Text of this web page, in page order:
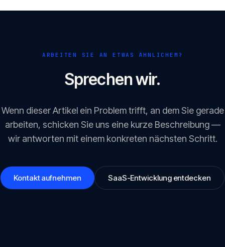
ARBEITEN SIE AN ETWAS ÄHNLICHEM?
Sprechen wir.
Wenn dieser Artikel ein Problem trifft, an dem Sie gerade
arbeiten, schicken Sie uns eine kurze Beschreibung —
wir antworten mit einem konkreten nächsten Schritt.
Kontakt aufnehmen SaaS-Entwicklung entdecken